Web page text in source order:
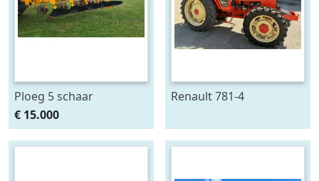
Ploeg 5 schaar
RUMPTSTAD RPV 140 -
480V4 + 1
€ 15.000
Renault 781-4